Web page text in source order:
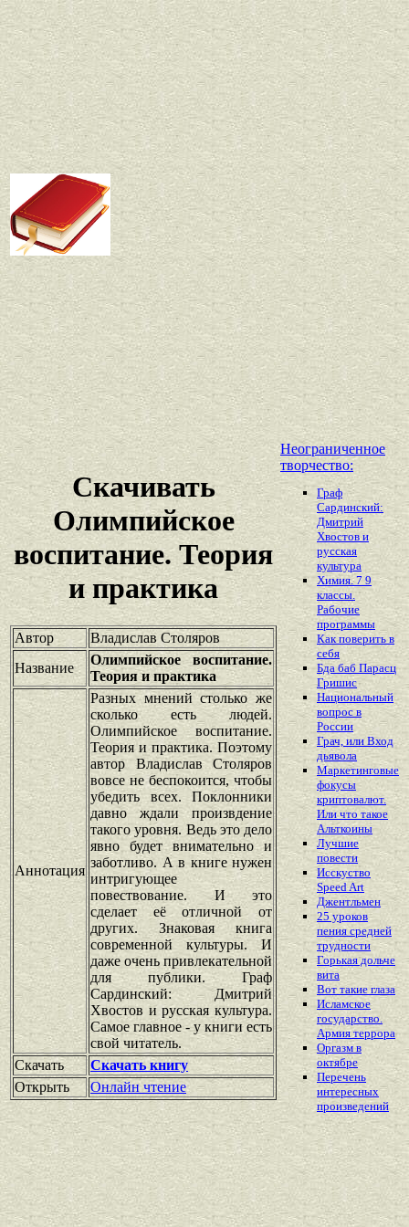
Скачивать
Олимпийское
воспитание. Теория
и практика
Автор
Владислав Столяров
Название
Олимпийское воспитание.
Теория и практика
Аннотация
Разных мнений столько же
сколько есть людей.
Олимпийское воспитание.
Теория и практика. Поэтому
автор Владислав Столяров
вовсе не беспокоится, чтобы
убедить всех. Поклонники
давно ждали произвдение
такого уровня. Ведь это дело
явно будет внимательно и
заботливо. А в книге нужен
интригующее
повествование. И это
сделает её отличной от
других. Знаковая книга
современной культуры. И
даже очень привлекательной
для публики. Граф
Сардинский: Дмитрий
Хвостов и русская культура.
Самое главное - у книги есть
свой читатель.
Скачать
Скачать книгу
Открыть
Онлайн чтение
Неограниченное
творчество:
Граф
Сардинский:
Дмитрий
Хвостов и
русская
культура
Химия. 7 9
классы.
Рабочие
программы
Как поверить в
себя
Бда баб Парасц
Гришис
Национальный
вопрос в
России
Грач, или Вход
дьявола
Маркетинговые
фокусы
криптовалют.
Или что такое
Альткоины
Лучшие
повести
Исскуство
Speed Art
Джентльмен
25 уроков
пения средней
трудности
Горькая дольче
вита
Вот такие глаза
Исламское
государство.
Армия террора
Оргазм в
октябре
Перечень
интересных
произведений